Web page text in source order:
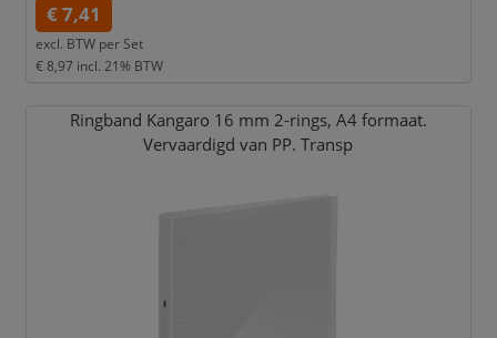
€ 7,41
excl. BTW per Set
€ 8,97 incl. 21% BTW
Ringband Kangaro 16 mm 2-rings, A4 formaat.
Vervaardigd van PP. Transp